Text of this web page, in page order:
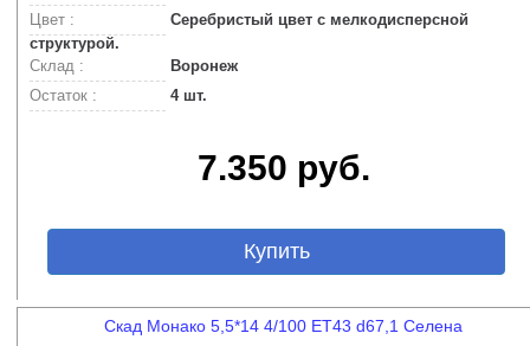
Цвет :
Серебристый цвет с мелкодисперсной
структурой.
Склад :
Воронеж
Остаток :
4 шт.
7.350 руб.
Купить
Скад Монако 5,5*14 4/100 ET43 d67,1 Селена